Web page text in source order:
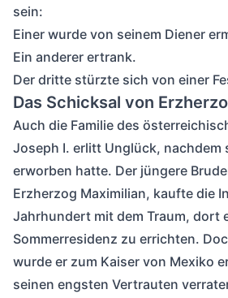
sein:
Einer wurde von seinem Diener
Ein anderer ertrank.
Der dritte stürzte sich von einer
Das Schicksal von
Auch die Familie des
Joseph I. erlitt Unglück, nachdem
erworben hatte. Der jüngere
Erzherzog Maximilian, kaufte die
Jahrhundert mit dem Traum, dort
Sommerresidenz zu errichten.
wurde er zum Kaiser von Mexiko
seinen engsten Vertrauten